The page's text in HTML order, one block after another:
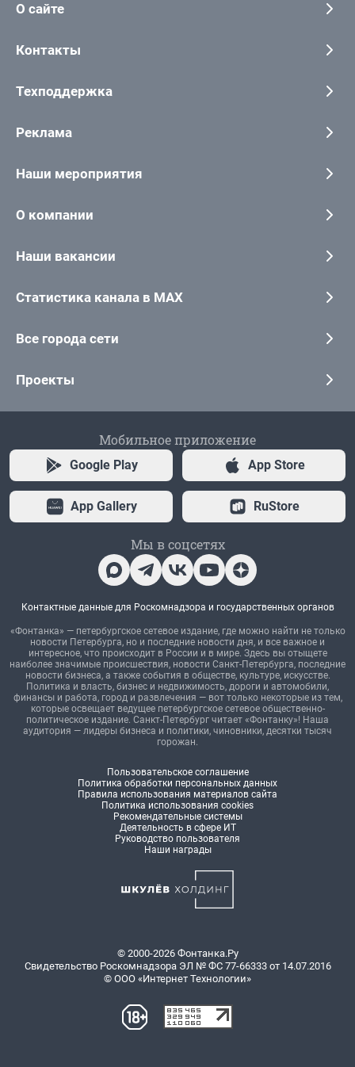
О сайте
Контакты
Техподдержка
Реклама
Наши мероприятия
О компании
Наши вакансии
Статистика канала в MAX
Все города сети
Проекты
Мобильное приложение
Google Play App Store
App Gallery RuStore
Мы в соцсетях
Контактные данные для Роскомнадзора и государственных органов
«Фонтанка» — петербургское сетевое издание, где можно найти не только
новости Петербурга, но и последние новости дня, и все важное и
интересное, что происходит в России и в мире. Здесь вы отыщете
наиболее значимые происшествия, новости Санкт-Петербурга, последние
новости бизнеса, а также события в обществе, культуре, искусстве.
Политика и власть, бизнес и недвижимость, дороги и автомобили,
финансы и работа, город и развлечения — вот только некоторые из тем,
которые освещает ведущее петербургское сетевое общественно-
политическое издание. Санкт-Петербург читает «Фонтанку»! Наша
аудитория — лидеры бизнеса и политики, чиновники, десятки тысяч
горожан.
Пользовательское соглашение
Политика обработки персональных данных
Правила использования материалов сайта
Политика использования cookies
Рекомендательные системы
Деятельность в сфере ИТ
Руководство пользователя
Наши награды
© 2000-2026 Фонтанка.Ру
Свидетельство Роскомнадзора ЭЛ № ФС 77-66333 от 14.07.2016
© ООО «Интернет Технологии»